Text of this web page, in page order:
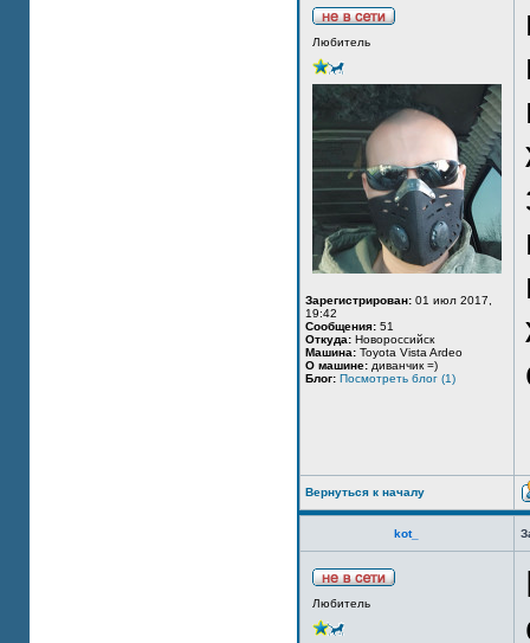
Любитель
Зарегистрирован: 01 июл 2017,
19:42
Сообщения: 51
Откуда: Новороссийск
Машина: Toyota Vista Ardeo
О машине: диванчик =)
Блог: Посмотреть блог (1)
Вернуться к началу
kot_
Любитель